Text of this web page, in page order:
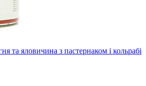
та яловичина з пастернаком і кольрабі